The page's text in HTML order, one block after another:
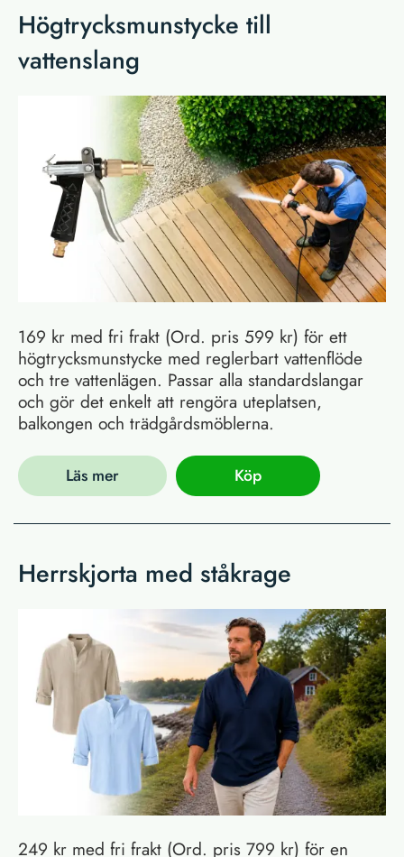
Högtrycksmunstycke till
vattenslang
169 kr med fri frakt (Ord. pris 599 kr) för ett
högtrycksmunstycke med reglerbart vattenflöde
och tre vattenlägen. Passar alla standardslangar
och gör det enkelt att rengöra uteplatsen,
balkongen och trädgårdsmöblerna.
Läs mer Köp
Herrskjorta med ståkrage
249 kr med fri frakt (Ord. pris 799 kr) för en